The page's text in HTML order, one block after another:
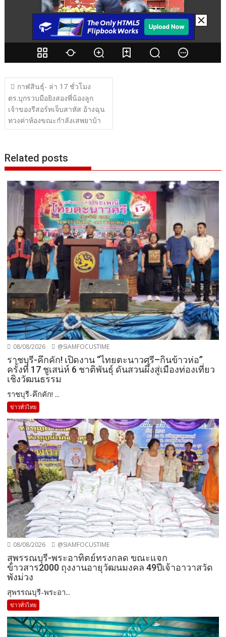
แนะแนว
เรื่อง
กาฬสินธุ์- ล่า 17 ชั่วโมง
ตร.บุกรวบมือยิงสองพี่น้องลูก
เจ้าของรีสอร์ทเจ็บสาหัส อ้างฉุน
ทวงค่าห้องขณะกำลังเสพยาบ้า
Related posts
08/08/2026 @SIAMFOCUSTIME
ราชบุรี-คึกคัก! เปิดงาน “ไทยตะนาวศรี–กินข้าวห่อ”
ครั้งที่ 17 ชูเสน่ห์ 6 ชาติพันธุ์ ดันสวนผึ้งสู่เมืองท่องเที่ยว
เชิงวัฒนธรรม
ราชบุรี-คึกคัก! ...
ข่าวทั่วไทย
08/08/2026 @SIAMFOCUSTIME
สุพรรณบุรี-พระอาทิตย์ทรงกลด ขณะแจก
ข้าวสาร2000 ถุงงานอายุวัฒนมงคล 49ปีเจ้าอาวาสวัด
พังม่วง
สุพรรณบุรี-พระอา...
ข่าวทั่วไทย